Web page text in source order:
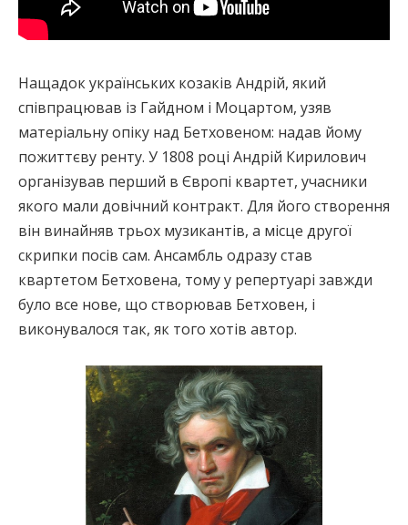
Нащадок українських козаків Андрій, який
співпрацював із Гайдном і Моцартом, узяв
матеріальну опіку над Бетховеном: надав йому
пожиттєву ренту. У 1808 році Андрій Кирилович
організував перший в Європі квартет, учасники
якого мали довічний контракт. Для його створення
він винайняв трьох музикантів, а місце другої
скрипки посів сам. Ансамбль одразу став
квартетом Бетховена, тому у репертуарі завжди
було все нове, що створював Бетховен, і
виконувалося так, як того хотів автор.